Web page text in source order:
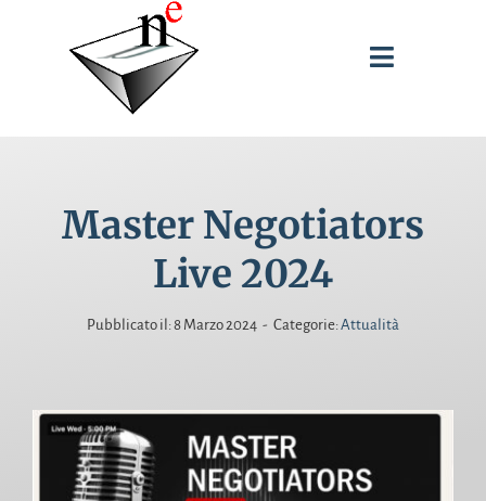
Toggle
INTERVENTI
PUBBLICAZIONI
CERCA
Master Negotiators
Live 2024
Pubblicato il: 8 Marzo 2024 - Categorie:Attualità